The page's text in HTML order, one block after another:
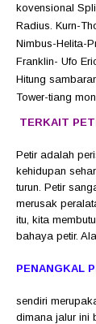
kovensional
Radius. Kurn-
Nimbus-Helita-
Franklin- Ufo
Hitung
Tower-tiang
TERKAIT
Petir adalah
kehidupan
turun. Petir
merusak
itu, kita
bahaya petir.
PENANGKAL
sendiri
dimana jalur ini